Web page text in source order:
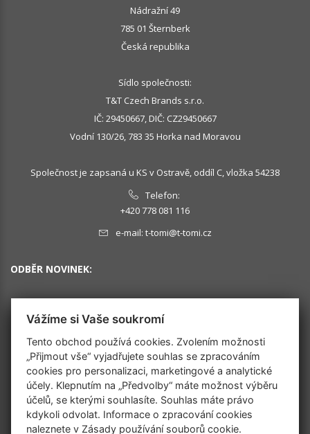
Nádražní 49
785 01 Šternberk
Česká republika
Sídlo společnosti:
T&T Czech Brands s.r.o.
IČ: 29450667, DIČ: CZ29450667
Vodní 130/26, 783 35 Horka nad Moravou
Společnost je zapsaná u KS v Ostravě, oddíl C, vložka 54238
Telefon:
+420 778 081 116
e-mail: t-tomi@t-tomi.cz
ODBĚR NOVINEK:
OK
SLEDUJTE NÁS
Vážíme si Vaše soukromí
Tento obchod používá cookies. Zvolením možnosti
„Přijmout vše“ vyjadřujete souhlas se zpracováním
cookies pro personalizaci, marketingové a analytické
účely. Klepnutím na „Předvolby“ máte možnost výběru
účelů, se kterými souhlasíte. Souhlas máte právo
kdykoli odvolat. Informace o zpracování cookies
naleznete v Zásady používání souborů cookie.